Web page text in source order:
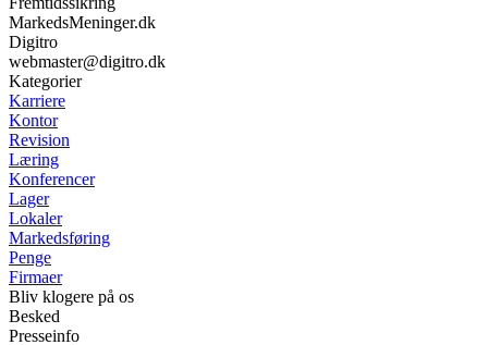
MarkedsMeninger.dk
Digitro
webmaster@digitro.dk
Kategorier
Karriere
Kontor
Revision
Læring
Konferencer
Lager
Lokaler
Markedsføring
Penge
Firmaer
Bliv klogere på os
Besked
Presseinfo